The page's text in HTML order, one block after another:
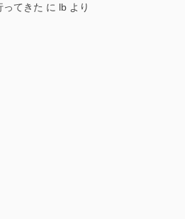
てきた に lb より